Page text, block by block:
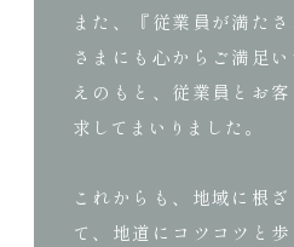
また、『従業員が満た
さまにも心からご満足
えのもと、従業員とお
求してまいりました。
これからも、地域に根
て、地道にコツコツと